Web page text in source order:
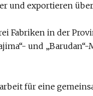
und exportieren
Fabriken in der
und
für eine